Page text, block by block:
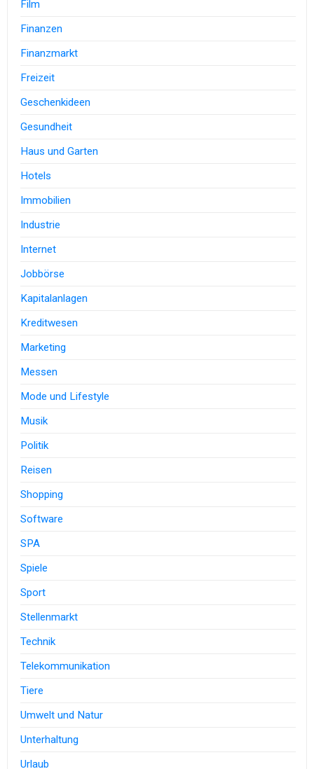
Film
Finanzen
Finanzmarkt
Freizeit
Geschenkideen
Gesundheit
Haus und Garten
Hotels
Immobilien
Industrie
Internet
Jobbörse
Kapitalanlagen
Kreditwesen
Marketing
Messen
Mode und Lifestyle
Musik
Politik
Reisen
Shopping
Software
SPA
Spiele
Sport
Stellenmarkt
Technik
Telekommunikation
Tiere
Umwelt und Natur
Unterhaltung
Urlaub